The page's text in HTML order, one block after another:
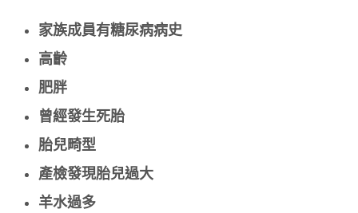
家族成員有糖尿病病史
高齡
肥胖
曾經發生死胎
胎兒畸型
產檢發現胎兒過大
羊水過多